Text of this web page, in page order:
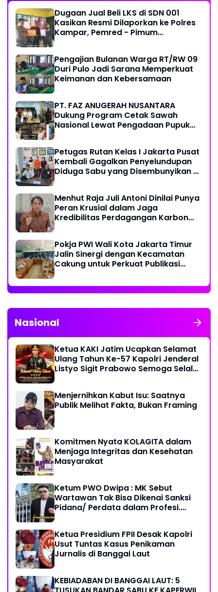
Dugaan Jual Beli LKS di SDN 001
Kasikan Resmi Dilaporkan ke Polres
Kampar, Pemred - Pimum
Pengajian Bulanan Warga RT/RW 09
Duri Pulo Jadi Sarana Memperkuat
Keimanan dan Kebersamaan
PT. FAZ ANUGERAH NUSANTARA
Dukung Program Cetak Sawah
Nasional Lewat Pengadaan Pupuk
Petugas Rutan Kelas I Jakarta Pusat
Kembali Gagalkan Penyelundupan
Diduga Sabu yang Disembunyikan di
Menhut Raja Juli Antoni Dinilai Punya
Peran Krusial dalam Jaga
Kredibilitas Perdagangan Karbon
Pokja PWI Wali Kota Jakarta Timur
Jalin Sinergi dengan Kecamatan
Cakung untuk Perkuat Publikasi
Nasional
Ketua KAKI Jatim Ucapkan Selamat
Ulang Tahun Ke-57 Kapolri Jenderal
Listyo Sigit Prabowo Semoga Selalu
Menjernihkan Kabut Isu: Saatnya
Publik Melihat Fakta, Bukan Framing
Komitmen Nyata KOLAGITA dalam
Menjaga Integritas dan Kesehatan
Masyarakat
Ketum PWO Dwipa : MK Sebut
Wartawan Tak Bisa Dikenai Sanksi
Pidana/ Perdata dalam Profesi.
Ketua Presidium FPII Desak Kapolri
Usut Tuntas Kasus Penikaman
Jurnalis di Banggai Laut
KEBIADABAN DI BANGGAI LAUT: 5